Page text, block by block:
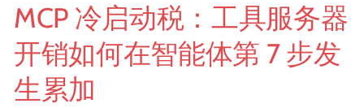
MCP 冷启动税：工具服务器
开销如何在智能体第 7 步发
生累加